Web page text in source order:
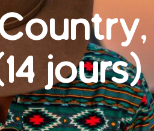
jours)